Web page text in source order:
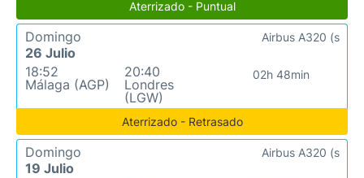
Aterrizado - Puntual
Domingo
26 Julio
18:52
Málaga (AGP)
20:40
Londres
(LGW)
02h 48min
Airbus A320 (s
Aterrizado - Retrasado
Domingo
19 Julio
Airbus A320 (s